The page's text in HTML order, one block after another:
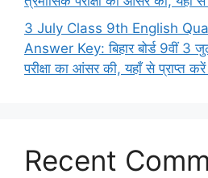
3 July Class 9th English
Answer Key: बिहार बोर्ड 9वीं 3
परीक्षा का आंसर की, यहाँ से प्राप्त
Recent